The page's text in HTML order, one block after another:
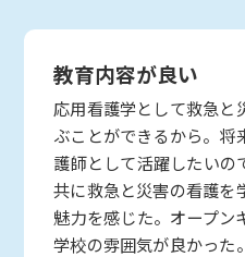
教育内容が良い
応用看護学として救急と
ぶことができるから。将
護師として活躍したいの
共に救急と災害の看護を
魅力を感じた。オープン
学校の雰囲気が良かった